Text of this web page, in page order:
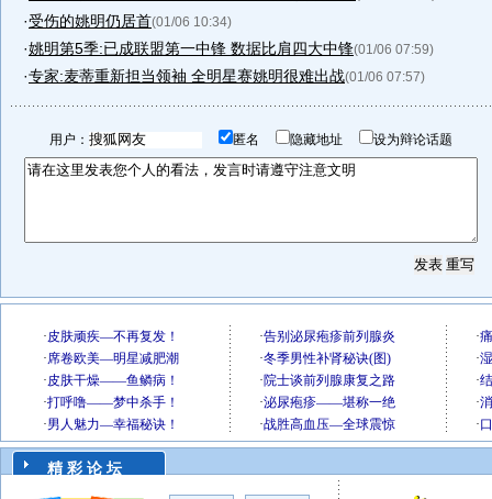
·受伤的姚明仍居首(01/06 10:34)
·姚明第5季:已成联盟第一中锋 数据比肩四大中锋(01/06 07:59)
·专家:麦蒂重新担当领袖 全明星赛姚明很难出战(01/06 07:57)
用户： 匿名 隐藏地址 设为辩论话题
精 彩 论 坛